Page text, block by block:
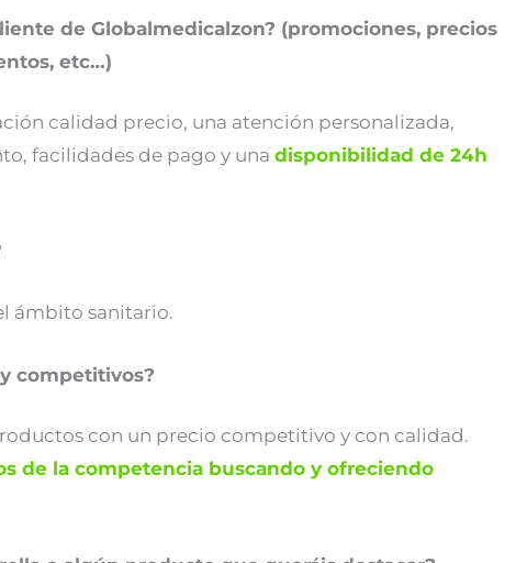
de Globalmedicalzon? (promociones, precios
etc…)
calidad precio, una atención personalizada,
facilidades de pago y una disponibilidad de 24h
ámbito sanitario.
competitivos?
con un precio competitivo y con calidad.
de la competencia buscando y ofreciendo